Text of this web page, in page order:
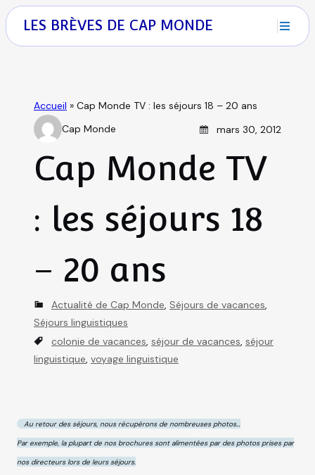
LES BRÈVES DE CAP MONDE
M
E
Accueil » Cap Monde TV : les séjours 18 – 20 ans
A
t
r
Cap Monde Posted on
mars 30, 2012
Cap Monde TV
: les séjours 18
– 20 ans
C
a
t
e
i
e
s
Actualité de Cap Monde, Séjours de vacances,
Séjours linguistiques
T
a
colonie de vacances, séjour de vacances, séjour
linguistique, voyage linguistique
Au retour des séjours, nous récupérons de nombreuses photos…
Par exemple, la plupart de nos brochures sont alimentées par des photos prises par
nos directeurs lors de leurs séjours.